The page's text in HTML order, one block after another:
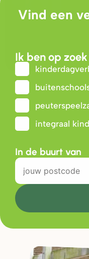
Vind een
Ik ben op
integraal
In de buurt van